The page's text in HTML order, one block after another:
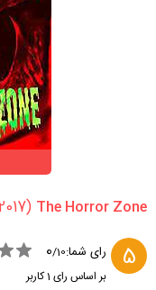
(2017)
5 رای شما: 0/10
بر اساس رای 1کاربر